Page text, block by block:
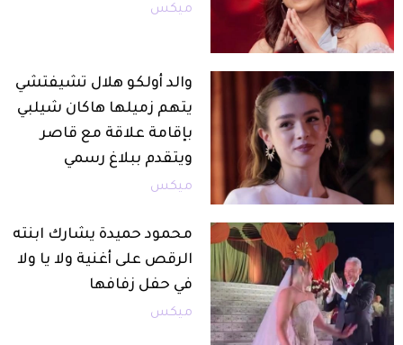
ميكس
والد أولكو هلال تشيفتشي
يتهم زميلها هاكان شيلبي
بإقامة علاقة مع قاصر
ويتقدم ببلاغ رسمي
ميكس
محمود حميدة يشارك ابنته
الرقص على أغنية ولا يا ولا
في حفل زفافها
ميكس